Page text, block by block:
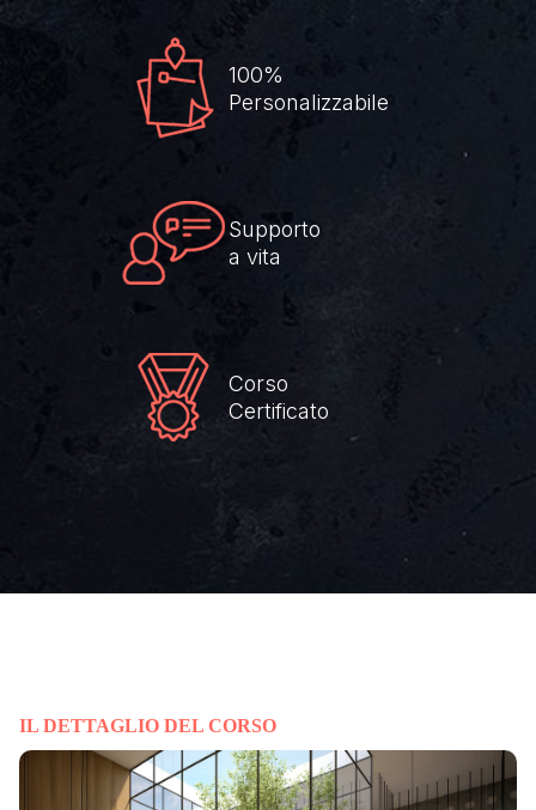
100%
Personalizzabile
Supporto
a vita
Corso
Certificato
IL DETTAGLIO DEL CORSO